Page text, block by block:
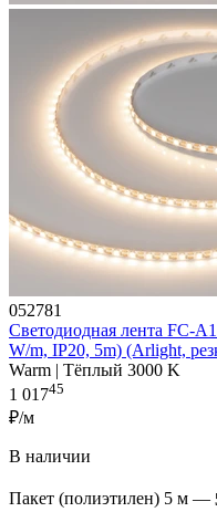
052781
Светодиодная лента FC-
W/m, IP20, 5m) (Arlight,
Warm | Тёплый 3000 K
1 01745
₽/м
В наличии
Пакет (полиэтилен) 5 м —